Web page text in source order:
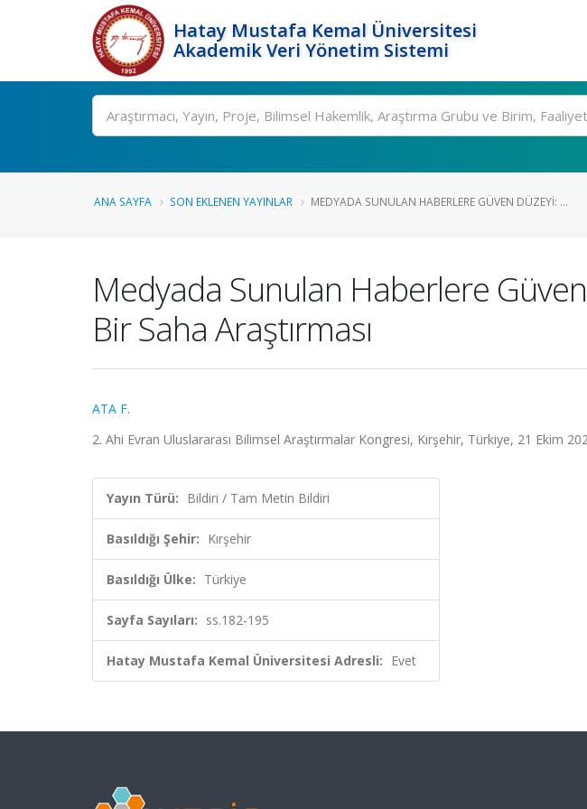
Hatay Mustafa Kemal Üniversitesi
Akademik Veri Yönetim Sistemi
Ara
ANA SAYFA SON EKLENEN YAYINLAR MEDYADA SUNULAN HABERLERE GÜVEN DÜZEYI: ...
Medyada Sunulan Haberlere
Bir Saha Araştırması
ATA F.
2. Ahi Evran Uluslararası Bilimsel Araştırmalar Kongresi, Kırşehir, Türkiye, 21 Ekim
Yayın Türü: Bildiri / Tam Metin Bildiri
Basıldığı Şehir: Kırşehir
Basıldığı Ülke: Türkiye
Sayfa Sayıları: ss.182-195
Hatay Mustafa Kemal Üniversitesi Adresli: Evet